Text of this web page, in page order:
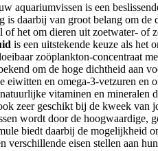
aquariumvissen is een
is daarbij van groot belang om
of het om dieren uit zoetwater- of
is een uitstekende keuze als het
zoöplankton-concentraat
om de hoge dichtheid aan
eiwitten en omega-3-vetzuren en
vitaminen en mineralen
zeer geschikt bij de kweek van
wordt door de hoogwaardige,
biedt daarbij de mogelijkheid
verschillende eisen stellen aan